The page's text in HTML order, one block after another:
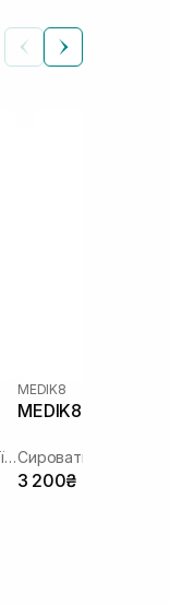
Сироватка для комбінованої та жирної шкіри обличчя з 10% ніацинамідом
MEDIK8
MEDIK8
3 200₴